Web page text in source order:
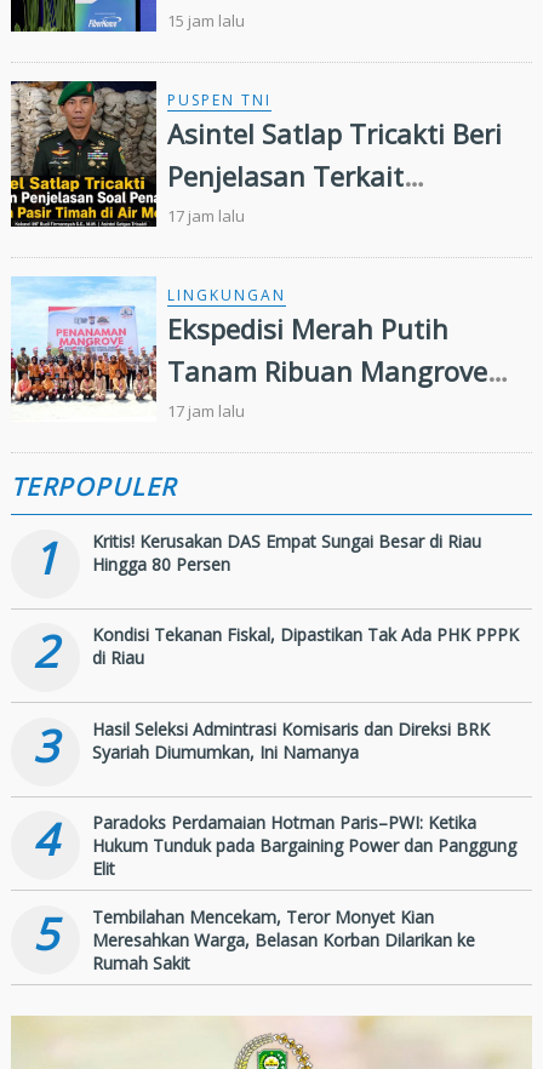
Hadapi Dinamika Dunia
Kerja
15 jam lalu
PUSPEN TNI
Asintel Satlap Tricakti Beri
Penjelasan Terkait
Penanganan 53 Ton Pasir
Timah di Air Merbau
17 jam lalu
LINGKUNGAN
Ekspedisi Merah Putih
Tanam Ribuan Mangrove
dan Serahkan Bantuan
Nelayan di Pulau Rupat
17 jam lalu
TERPOPULER
1
Kritis! Kerusakan DAS Empat Sungai Besar di Riau
Hingga 80 Persen
2
Kondisi Tekanan Fiskal, Dipastikan Tak Ada PHK PPPK
di Riau
3
Hasil Seleksi Admintrasi Komisaris dan Direksi BRK
Syariah Diumumkan, Ini Namanya
4
Paradoks Perdamaian Hotman Paris–PWI: Ketika
Hukum Tunduk pada Bargaining Power dan Panggung
Elit
5
Tembilahan Mencekam, Teror Monyet Kian
Meresahkan Warga, Belasan Korban Dilarikan ke
Rumah Sakit